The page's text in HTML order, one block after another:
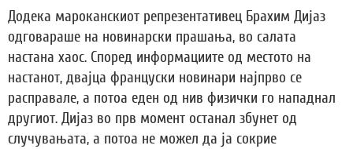
Додека мароканскиот репрезентативец Брахим Дијаз
одговараше на новинарски прашања, во салата
настана хаос. Според информациите од местото на
настанот, двајца француски новинари најпрво се
расправале, а потоа еден од нив физички го нападнал
другиот. Дијаз во прв момент останал збунет од
случувањата, а потоа не можел да ја сокрие